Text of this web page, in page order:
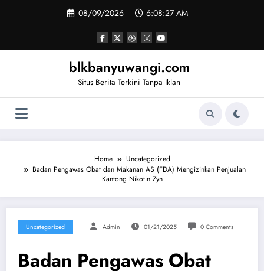
08/09/2026 6:08:28 AM
blkbanyuwangi.com
Situs Berita Terkini Tanpa Iklan
Home
Uncategorized
Badan Pengawas Obat dan Makanan AS (FDA) Mengizinkan Penjualan
Kantong Nikotin Zyn
Uncategorized Admin 01/21/2025 0 Comments
Badan Pengawas Obat